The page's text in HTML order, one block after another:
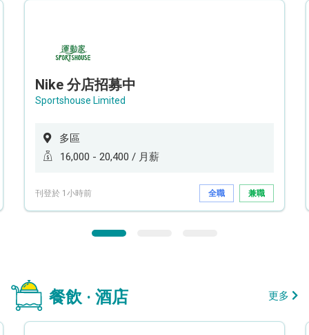
Nike 分店招募中
Sportshouse Limited
多區
16,000 - 20,400 / 月薪
刊登於 1小時前 全職 兼職
餐飲 · 酒店 更多